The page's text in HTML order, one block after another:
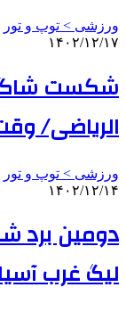
ورزشی > توپ و تور
۱۴۰۲/۱۲/۱۷
شکست
الریاضی/
ورزشی > توپ و تور
۱۴۰۲/۱۲/۱۴
دومین برد
لیگ غرب